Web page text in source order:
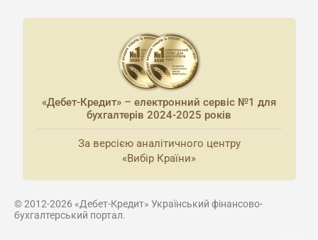
«Дебет-Кредит» – електронний сервіс №1 для
бухгалтерів 2024-2025 років
За версією аналітичного центру
«Вибір Країни»
© 2012-2026 «Дебет-Кредит» Український фінансово-
бухгалтерський портал.